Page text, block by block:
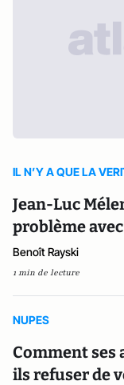
IL N’Y A QUE LA
Jean-Luc
problème
Benoît Rayski
1 min de lecture
NUPES
Comment ses
ils refuser de